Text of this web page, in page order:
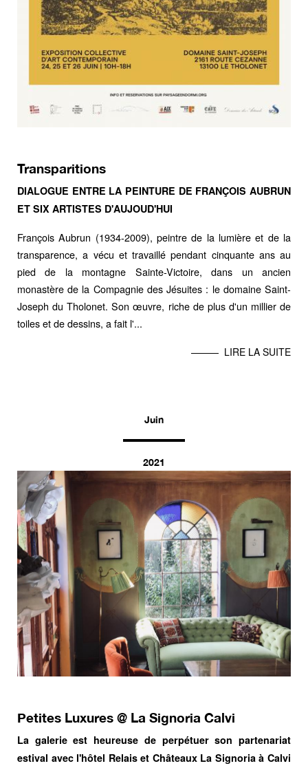
Transparitions
DIALOGUE ENTRE LA PEINTURE DE FRANÇOIS AUBRUN
ET SIX ARTISTES D'AUJOUD'HUI
François Aubrun (1934-2009), peintre de la lumière et de la
transparence, a vécu et travaillé pendant cinquante ans au
pied de la montagne Sainte-Victoire, dans un ancien
monastère de la Compagnie des Jésuites : le domaine Saint-
Joseph du Tholonet. Son œuvre, riche de plus d'un millier de
toiles et de dessins, a fait l'...
LIRE LA SUITE
Juin
2021
Petites Luxures @ La Signoria Calvi
La galerie est heureuse de perpétuer son partenariat
estival avec l'hôtel Relais et Châteaux La Signoria à Calvi